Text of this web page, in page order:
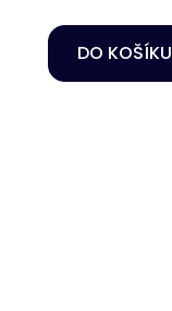
DO KOŠÍKU